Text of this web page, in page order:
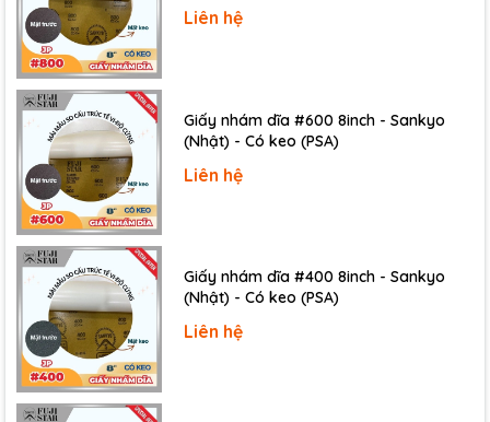
nhỏ gọn, trọng lượng nhẹ, dễ dàng cầm tay và thao
tác.
Mặt số hiển thị rõ ràng, có đèn nền, dễ quan sát ngay
cả trong điều kiện thiếu ánh sáng.
Núm điều chỉnh và các chỉ số được in rõ ràng, dễ
dàng chuyển đổi chức năng.
Liên hệ
Giấy nhám dĩa #600 8inch - Sankyo
(Nhật) - Có keo (PSA)
Liên hệ
Giấy nhám dĩa #400 8inch - Sankyo
(Nhật) - Có keo (PSA)
Liên hệ